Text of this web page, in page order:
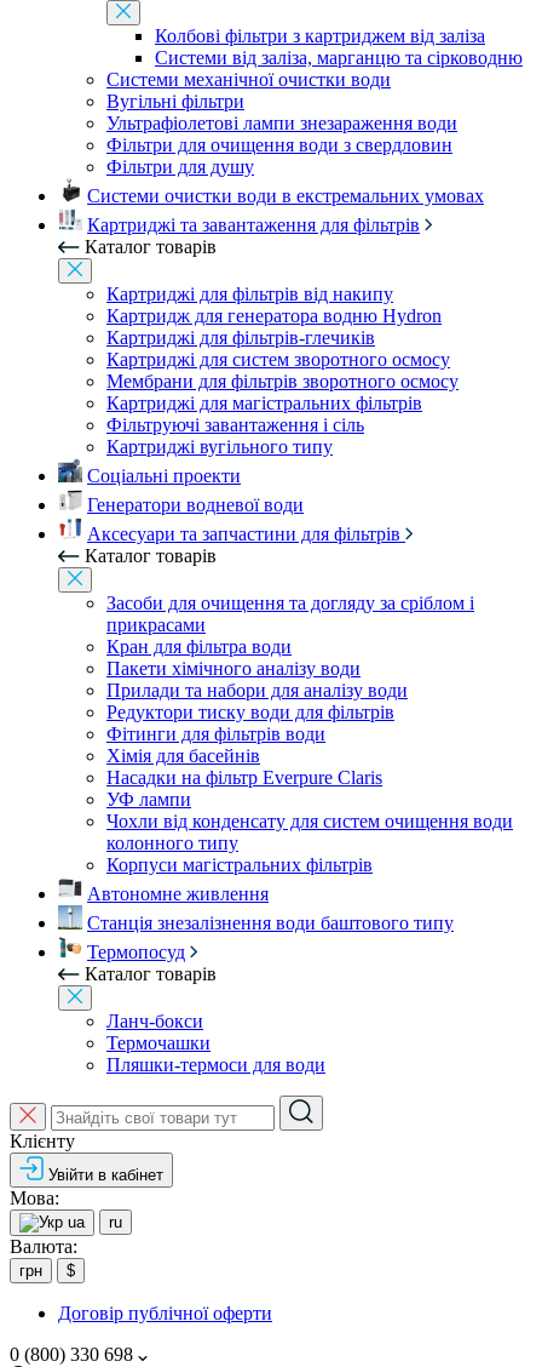
Колбові фільтри з картриджем від заліза
Системи від заліза, марганцю та сірководню
Системи механічної очистки води
Вугільні фільтри
Ультрафіолетові лампи знезараження води
Фільтри для очищення води з свердловин
Фільтри для душу
Системи очистки води в екстремальних умовах
Картриджі та завантаження для фільтрів
Каталог товарів
Картриджі для фільтрів від накипу
Картридж для генератора водню Hydron
Картриджі для фільтрів-глечиків
Картриджі для систем зворотного осмосу
Мембрани для фільтрів зворотного осмосу
Картриджі для магістральних фільтрів
Фільтруючі завантаження і сіль
Картриджі вугільного типу
Соціальні проекти
Генератори водневої води
Аксесуари та запчастини для фільтрів
Каталог товарів
Засоби для очищення та догляду за сріблом і
прикрасами
Кран для фільтра води
Пакети хімічного аналізу води
Прилади та набори для аналізу води
Редуктори тиску води для фільтрів
Фітинги для фільтрів води
Хімія для басейнів
Насадки на фільтр Everpure Claris
УФ лампи
Чохли від конденсату для систем очищення води
колонного типу
Корпуси магістральних фільтрів
Автономне живлення
Станція знезалізнення води баштового типу
Термопосуд
Каталог товарів
Ланч-бокси
Термочашки
Пляшки-термоси для води
Клієнту
Увійти в кабінет
Мова:
ua ru
Валюта:
грн $
Договір публічної оферти
0 (800) 330 698